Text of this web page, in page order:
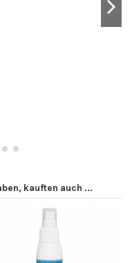
kauften auch ...